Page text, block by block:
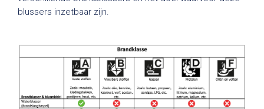
blussers inzetbaar zijn.